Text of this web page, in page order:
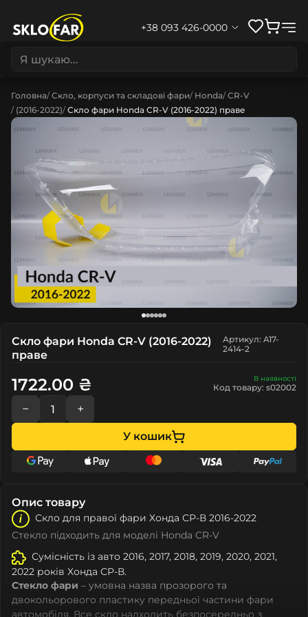
+38 093 426-0000
Головна Скло, корпуси та складові фари Honda CR-V
(2016-2022) Скло фари Honda CR-V (2016-2022) праве
Скло фари Honda CR-V (2016-2022)
праве
Артикул: A17-
2414-2
В наявності
Код товару: s02002
1722.00 ₴
− +
У кошик
Опис товару
Скло для правої фари Хонда СР-В 2016-2022
Стекло підходить для моделі Honda CR-V
Сумісність із авто 2016, 2017, 2018, 2019, 2020, 2021,
2022 років Хонда СР-В.
Стекло фари – умовна назва прозорого та
двокольорового пластику передньої частини фари
автомобіля. Все скло надходить безпосередньо з